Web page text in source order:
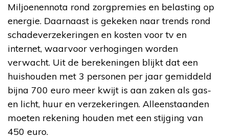
Miljoenennota rond zorgpremies en belasting op
energie. Daarnaast is gekeken naar trends rond
schadeverzekeringen en kosten voor tv en
internet, waarvoor verhogingen worden
verwacht. Uit de berekeningen blijkt dat een
huishouden met 3 personen per jaar gemiddeld
bijna 700 euro meer kwijt is aan zaken als gas-
en licht, huur en verzekeringen. Alleenstaanden
moeten rekening houden met een stijging van
450 euro.